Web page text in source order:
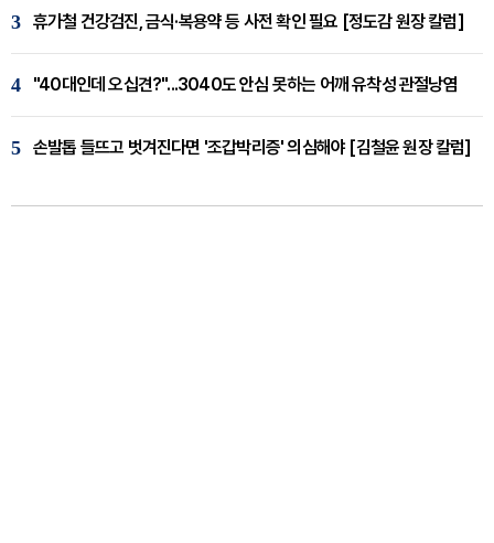
3 휴가철 건강검진, 금식·복용약 등 사전 확인 필요 [정도감 원장 칼럼]
4 "40대인데 오십견?"...3040도 안심 못하는 어깨 유착성 관절낭염
5 손발톱 들뜨고 벗겨진다면 '조갑박리증' 의심해야 [김철윤 원장 칼럼]